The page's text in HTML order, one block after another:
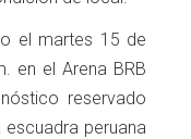
el martes 15 de
en el Arena BRB
reservado
peruana